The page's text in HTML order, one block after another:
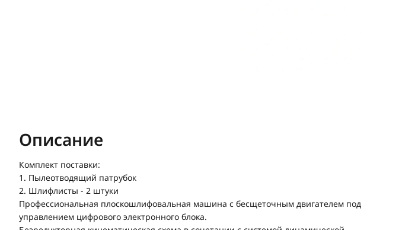
Описание
Комплект поставки:
1. Пылеотводящий патрубок
2. Шлифлисты - 2 штуки
Профессиональная плоскошлифовальная машина с бесщеточным двигателем под
управлением цифрового электронного блока.